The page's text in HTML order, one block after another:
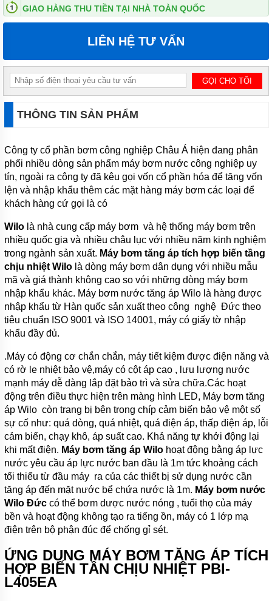
MÁY
BƠM
CHẤT
MÁY
BƠM
NƯỚC
CHẠY
MÁY
BƠM
HÚT
CHÂN
KHÔNG
MÁY
LY
TÂM
TRỤC
ĐỨNG
BƠM
LY TÂM
TRỤC
NGANG
ĐẦU
GANG
LY TÂM
TRỤC
NGANG
ĐẦU
INOX
BƠM
TRỤC
NGANG
ĐA
TẦNG
CÁNH
MÁY
BƠM
HỎA
TIỄN
GIẾNG
MÁY
BƠM
NƯỚC
CÔNG
GIAO HÀNG THU TIỀN TẠI NHÀ TOÀN QUỐC
LIÊN HỆ TƯ VẤN
THÔNG TIN SẢN PHẨM
Công ty cổ phần bơm công nghiệp Châu Á hiện đang phân
phối nhiều dòng sản phẩm máy bơm nước công nghiệp uy
tín, ngoài ra công ty đã kêu gọi vốn cổ phần hóa để tăng vốn
lện và nhập khẩu thêm các mặt hàng máy bơm các loại để
khách hàng cứ gọi là có
Wilo là nhà cung cấp máy bơm và hệ thống máy bơm trên
nhiều quốc gia và nhiều châu lục với nhiều năm kinh nghiệm
trong ngành sản xuất. Máy bơm tăng áp tích hợp biến tầng
chịu nhiệt Wilo là dòng máy bơm dân dụng với nhiều mẫu
mã và giá thành không cao so với những dòng máy bơm
nhập khẩu khác. Máy bơm nước tăng áp Wilo là hàng được
nhập khẩu từ Hàn quốc sản xuất theo công nghệ Đức theo
tiêu chuẩn ISO 9001 và ISO 14001, máy có giấy tờ nhập
khẩu đầy đủ.
.Máy có động cơ chắn chắn, máy tiết kiệm được điện năng và
có rờ le nhiệt bảo vệ,máy có cột áp cao , lưu lượng nước
mạnh máy dễ dàng lắp đặt bảo trì và sửa chữa.Các hoạt
động trên điều thực hiện trên màng hình LED, Máy bơm tăng
áp Wilo còn trang bị bên trong chíp cảm biến bảo vệ một số
sự cố như: quá dòng, quá nhiệt, quá điện áp, thấp điện áp, lỗi
cảm biến, chạy khô, áp suất cao. Khả năng tự khởi động lại
khi mất điện. Máy bơm tăng áp Wilo hoạt động bằng áp lực
nước yêu cầu áp lực nước ban đầu là 1m tức khoảng cách
tối thiểu từ đầu máy ra của các thiết bị sử dụng nước cần
tăng áp đến mặt nước bể chứa nước là 1m. Máy bơm nước
Wilo Đức có thể bơm dược nước nóng , tuổi thọ của máy
bền và hoạt động không tạo ra tiếng ồn, máy có 1 lớp mạ
điện trên bộ phận đúc để chống gỉ sét.
ỨNG DỤNG MÁY BƠM TĂNG ÁP TÍCH
HỢP BIẾN TẦN CHỊU NHIỆT PBI-
L405EA